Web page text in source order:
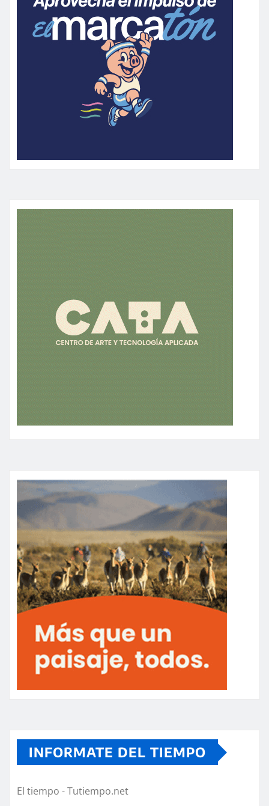
INFORMATE DEL TIEMPO
El tiempo - Tutiempo.net